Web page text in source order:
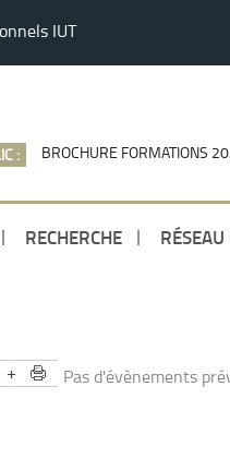
IUT
: BROCHURE FORMATIONS
RECHERCHE RÉSEAU
+ Pas d'évènements